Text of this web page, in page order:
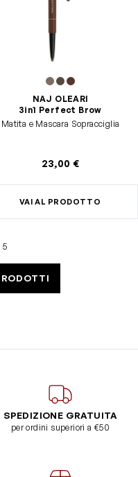
NAJ OLEARI
3in1 Perfect Brow
Matita e Mascara Sopracciglia
23,00 €
VAI AL PRODOTTO
5
SPEDIZIONE GRATUITA
per ordini superiori a €50